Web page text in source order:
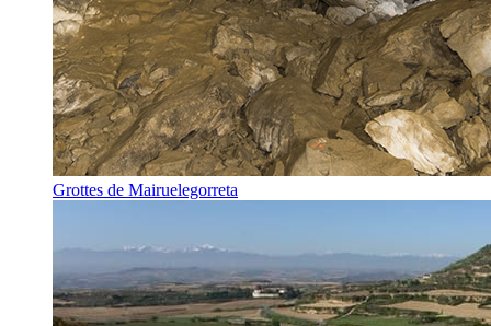
Grottes de Mairuelegorreta